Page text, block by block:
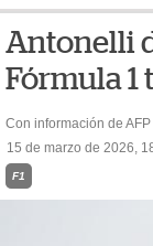
Antonelli
Fórmula 1
Con información de AFP
15 de marzo de 2026,
F1